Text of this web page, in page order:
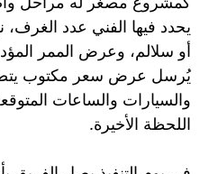
يحدد فيها الفني عدد
أو سلالم، وعرض الممر
يُرسل عرض سعر مكتوب
والسيارات والساعات
اللحظة الأخيرة.